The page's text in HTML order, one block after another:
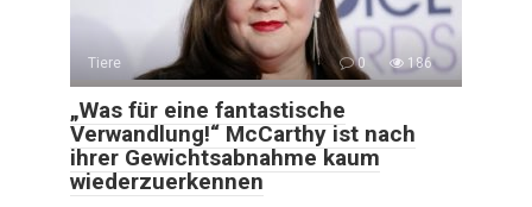
Tiere 0 186
„Was für eine fantastische
Verwandlung!“ McCarthy ist nach
ihrer Gewichtsabnahme kaum
wiederzuerkennen